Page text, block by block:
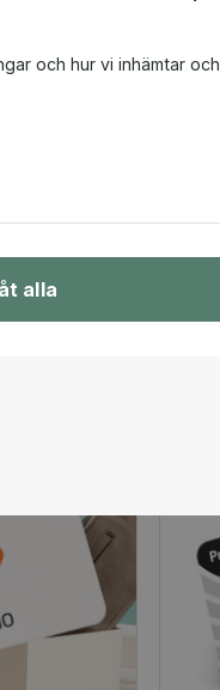
och hur vi inhämtar och
alla